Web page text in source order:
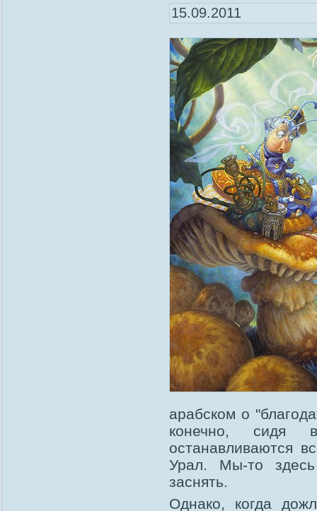
15.09.2011
арабском о
конечно, сидя
останавливаются
Урал. Мы-то
заснять.
Однако, когда